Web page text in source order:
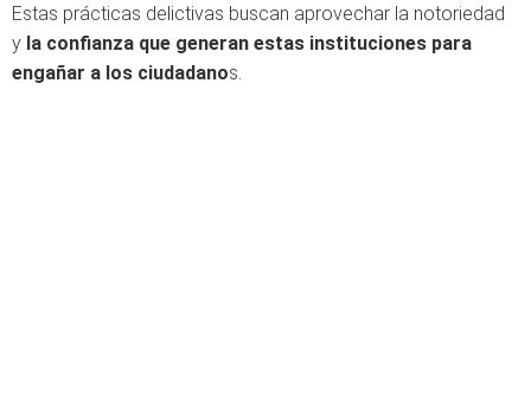
Estas prácticas delictivas buscan aprovechar la notoriedad
y la confianza que generan estas instituciones para
engañar a los ciudadanos.